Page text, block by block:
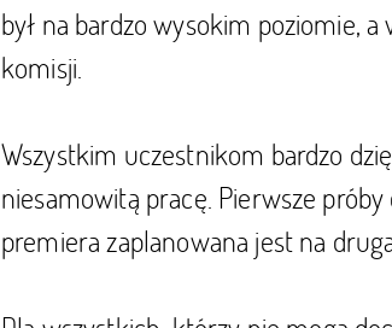
był na bardzo wysokim poziomie,
komisji.
Wszystkim uczestnikom bardzo
niesamowitą pracę. Pierwsze
premiera zaplanowana jest na